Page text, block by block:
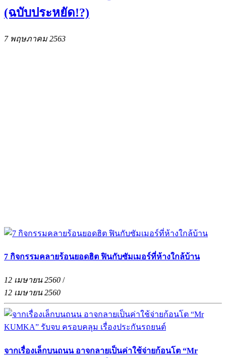
(ฉบับประหยัด!?)
7 พฤษภาคม 2563
7 กิจกรรมคลายร้อนยอดฮิต ฟินกับซัมเมอร์ที่ห้างใกล้บ้าน
12 เมษายน 2560 /
12 เมษายน 2560
จากเรื่องเล็กบนถนน อาจกลายเป็นค่าใช้จ่ายก้อนโต “Mr